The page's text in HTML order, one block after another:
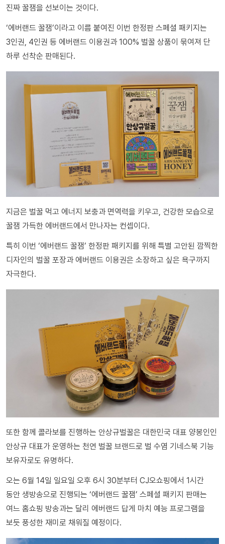
진짜 꿀잼을 선보이는 것이다.
‘에버랜드 꿀잼’이라고 이름 붙여진 이번 한정판 스페셜 패키지는
3인권, 4인권 등 에버랜드 이용권과 100% 벌꿀 상품이 묶여져 단
하루 선착순 판매된다.
지금은 벌꿀 먹고 에너지 보충과 면역력을 키우고, 건강한 모습으로
꿀잼 가득한 에버랜드에서 만나자는 컨셉이다.
특히 이번 ‘에버랜드 꿀잼’ 한정판 패키지를 위해 특별 고안된 깜찍한
디자인의 벌꿀 포장과 에버랜드 이용권은 소장하고 싶은 욕구까지
자극한다.
또한 함께 콜라보를 진행하는 안상규벌꿀은 대한민국 대표 양봉인인
안상규 대표가 운영하는 천연 벌꿀 브랜드로 벌 수염 기네스북 기능
보유자로도 유명하다.
오는 6월 14일 일요일 오후 6시 30분부터 CJ오쇼핑에서 1시간
동안 생방송으로 진행되는 ‘에버랜드 꿀잼’ 스페셜 패키지 판매는
여느 홈쇼핑 방송과는 달리 에버랜드 답게 마치 예능 프로그램을
보듯 풍성한 재미로 채워질 예정이다.